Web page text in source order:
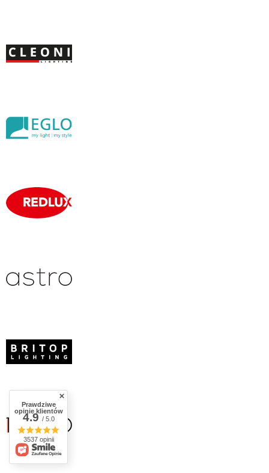
Prawdziwe
opinie klientów
4.9/ 5.0
3537 opinii